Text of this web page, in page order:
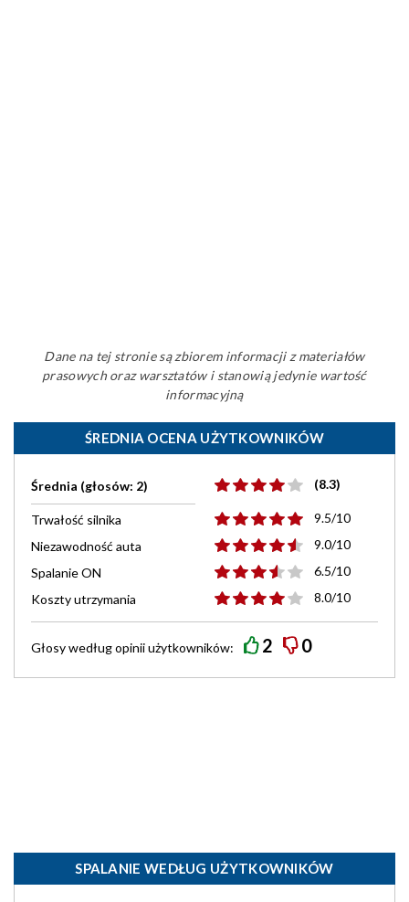
Dane na tej stronie są zbiorem informacji z materiałów
prasowych oraz warsztatów i stanowią jedynie wartość
informacyjną
ŚREDNIA OCENA UŻYTKOWNIKÓW
Średnia (głosów: 2) (8.3)
Trwałość silnika
9.5/10
Niezawodność auta
9.0/10
Spalanie ON
6.5/10
Koszty utrzymania
8.0/10
Głosy wedługopiniiużytkowników: 2 0
SPALANIE WEDŁUG UŻYTKOWNIKÓW